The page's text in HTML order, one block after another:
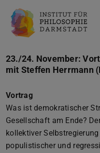
23./24. November:
mit Steffen Herrmann
Vortrag
Was ist demokratischer
Gesellschaft am Ende?
kollektiver
populistischer und